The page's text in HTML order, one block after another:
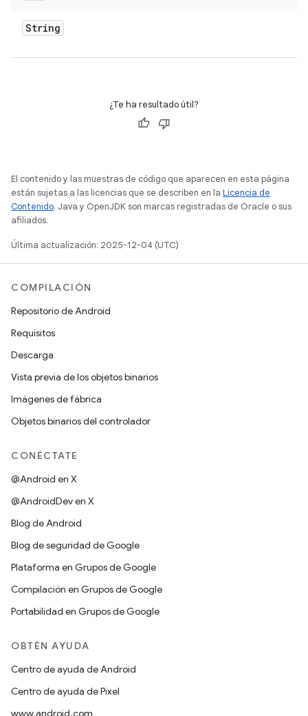
String
¿Te ha resultado útil?
El contenido y las muestras de código que aparecen en esta página
están sujetas a las licencias que se describen en la Licencia de
Contenido. Java y OpenJDK son marcas registradas de Oracle o sus
afiliados.
Última actualización: 2025-12-04 (UTC)
COMPILACIÓN
Repositorio de Android
Requisitos
Descarga
Vista previa de los objetos binarios
Imágenes de fábrica
Objetos binarios del controlador
CONÉCTATE
@Android en X
@AndroidDev en X
Blog de Android
Blog de seguridad de Google
Plataforma en Grupos de Google
Compilación en Grupos de Google
Portabilidad en Grupos de Google
OBTÉN AYUDA
Centro de ayuda de Android
Centro de ayuda de Pixel
www.android.com